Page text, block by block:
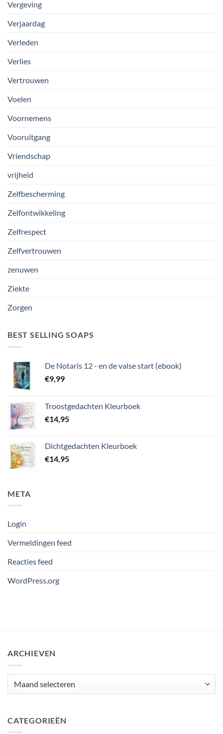
Vergeving
Verjaardag
Verleden
Verlies
Vertrouwen
Voelen
Voornemens
Vooruitgang
Vriendschap
vrijheid
Zelfbescherming
Zelfontwikkeling
Zelfrespect
Zelfvertrouwen
zenuwen
Ziekte
Zorgen
BEST SELLING SOAPS
De Notaris 12 - en de valse start (ebook)
€9,99
Troostgedachten Kleurboek
€14,95
Dichtgedachten Kleurboek
€14,95
META
Login
Vermeldingen feed
Reacties feed
WordPress.org
ARCHIEVEN
CATEGORIEËN